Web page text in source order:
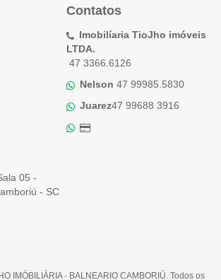
Contatos
Imobilíaria TioJho imóveis
LTDA.
47 3366.6126
Nelson 47 99985.5830
Juarez47 99688 3916
05 -
- SC
IMÓBILIÁRIA - BALNEARIO CAMBORIÚ. Todos os